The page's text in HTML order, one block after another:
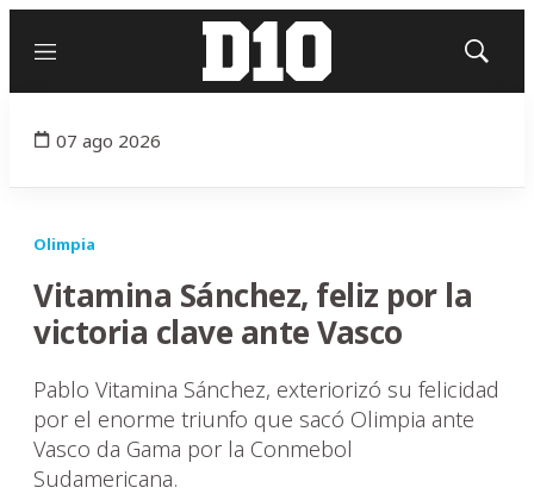
Menú
Mostrar
07 ago 2026
Olimpia
Vitamina Sánchez, feliz por la
victoria clave ante Vasco
Pablo Vitamina Sánchez, exteriorizó su felicidad
por el enorme triunfo que sacó Olimpia ante
Vasco da Gama por la Conmebol
Sudamericana.